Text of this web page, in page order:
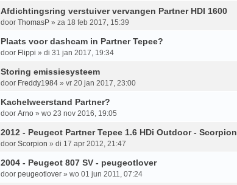
Afdichtingsring verstuiver vervangen Partner HDI 1600
door ThomasP » za 18 feb 2017, 15:39
Plaats voor dashcam in Partner Tepee?
door Flippi » di 31 jan 2017, 19:34
Storing emissiesysteem
door Freddy1984 » vr 20 jan 2017, 23:00
Kachelweerstand Partner?
door Arno » wo 23 nov 2016, 19:05
2012 - Peugeot Partner Tepee 1.6 HDi Outdoor - Scorpion
door Scorpion » di 17 apr 2012, 21:47
2004 - Peugeot 807 SV - peugeotlover
door peugeotlover » wo 01 jun 2011, 07:24